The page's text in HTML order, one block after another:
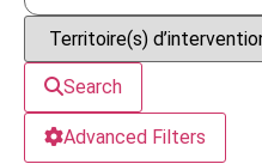
Search
Advanced Filters